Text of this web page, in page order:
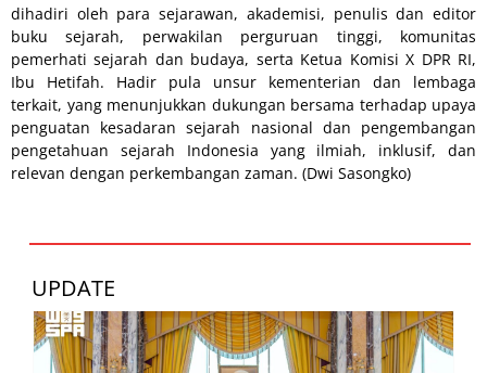
dihadiri oleh para sejarawan, akademisi, penulis dan editor
buku sejarah, perwakilan perguruan tinggi, komunitas
pemerhati sejarah dan budaya, serta Ketua Komisi X DPR RI,
Ibu Hetifah. Hadir pula unsur kementerian dan lembaga
terkait, yang menunjukkan dukungan bersama terhadap upaya
penguatan kesadaran sejarah nasional dan pengembangan
pengetahuan sejarah Indonesia yang ilmiah, inklusif, dan
relevan dengan perkembangan zaman. (Dwi Sasongko)
UPDATE